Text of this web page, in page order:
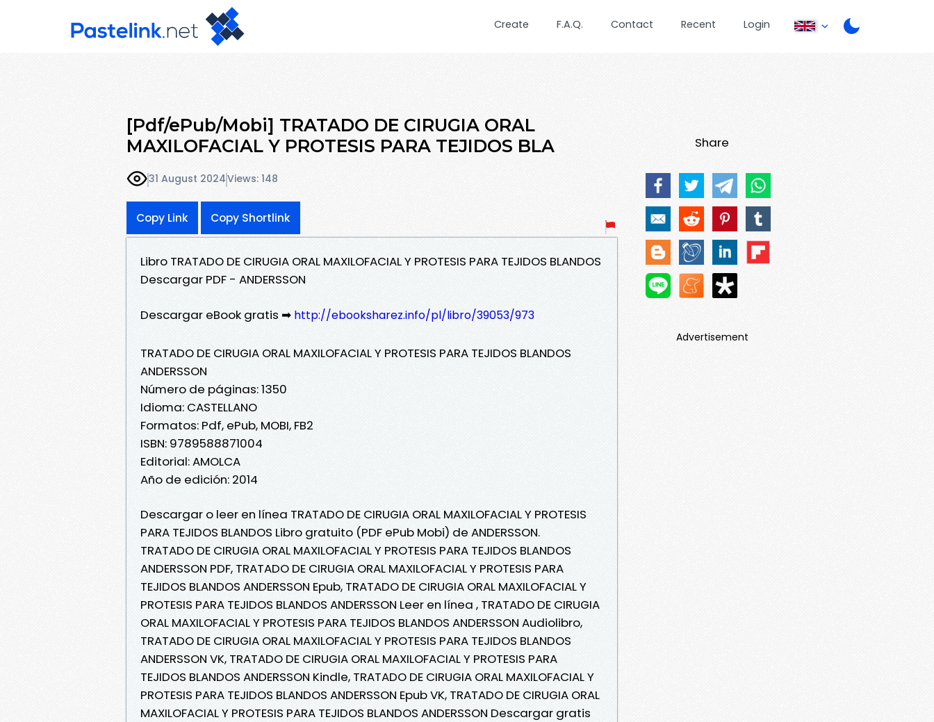
Create F.A.Q. Contact Recent Login
[Pdf/ePub/Mobi] TRATADO DE CIRUGIA ORAL
MAXILOFACIAL Y PROTESIS PARA TEJIDOS BLA
31 August 2024Views: 148
Copy Link Copy Shortlink
Libro TRATADO DE CIRUGIA ORAL MAXILOFACIAL Y PROTESIS PARA TEJIDOS BLANDOS
Descargar PDF - ANDERSSON
Descargar eBook gratis ➡ http://ebooksharez.info/pl/libro/39053/973
TRATADO DE CIRUGIA ORAL MAXILOFACIAL Y PROTESIS PARA TEJIDOS BLANDOS
ANDERSSON
Número de páginas: 1350
Idioma: CASTELLANO
Formatos: Pdf, ePub, MOBI, FB2
ISBN: 9789588871004
Editorial: AMOLCA
Año de edición: 2014
Descargar o leer en línea TRATADO DE CIRUGIA ORAL MAXILOFACIAL Y PROTESIS
PARA TEJIDOS BLANDOS Libro gratuito (PDF ePub Mobi) de ANDERSSON.
TRATADO DE CIRUGIA ORAL MAXILOFACIAL Y PROTESIS PARA TEJIDOS BLANDOS
ANDERSSON PDF, TRATADO DE CIRUGIA ORAL MAXILOFACIAL Y PROTESIS PARA
TEJIDOS BLANDOS ANDERSSON Epub, TRATADO DE CIRUGIA ORAL MAXILOFACIAL Y
PROTESIS PARA TEJIDOS BLANDOS ANDERSSON Leer en línea , TRATADO DE CIRUGIA
ORAL MAXILOFACIAL Y PROTESIS PARA TEJIDOS BLANDOS ANDERSSON Audiolibro,
TRATADO DE CIRUGIA ORAL MAXILOFACIAL Y PROTESIS PARA TEJIDOS BLANDOS
ANDERSSON VK, TRATADO DE CIRUGIA ORAL MAXILOFACIAL Y PROTESIS PARA
TEJIDOS BLANDOS ANDERSSON Kindle, TRATADO DE CIRUGIA ORAL MAXILOFACIAL Y
PROTESIS PARA TEJIDOS BLANDOS ANDERSSON Epub VK, TRATADO DE CIRUGIA ORAL
MAXILOFACIAL Y PROTESIS PARA TEJIDOS BLANDOS ANDERSSON Descargar gratis
Share
Advertisement